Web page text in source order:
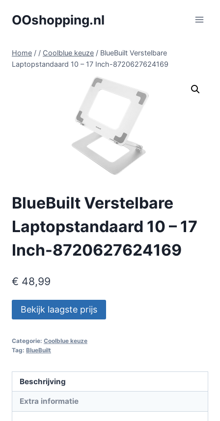
naarOOshopping.nl
Home / / Coolblue keuze / BlueBuilt Verstelbare
Laptopstandaard 10 – 17 Inch-8720627624169
BlueBuilt Verstelbare
Laptopstandaard 10 – 17
Inch-8720627624169
€ 48,99
Bekijk laagste prijs
Categorie: Coolblue keuze
Tag: BlueBuilt
Beschrijving
Extra informatie